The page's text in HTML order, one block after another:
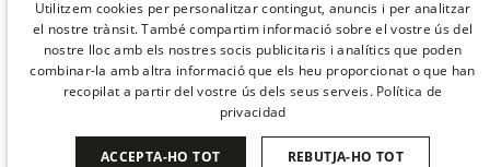
SPANISH
ENGLISH
GERMAN
Utilitzem cookies per personalitzar contingut, anuncis i per analitzar
el nostre trànsit. També compartim informació sobre el vostre ús del
nostre lloc amb els nostres socis publicitaris i analítics que poden
combinar-la amb altra informació que els heu proporcionat o que han
recopilat a partir del vostre ús dels seus serveis. Política de
privacidad
ACCEPTA-HO TOT REBUTJA-HO TOT